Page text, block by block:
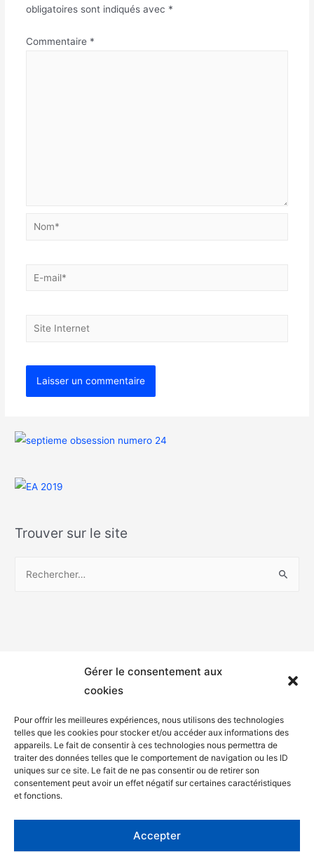
Gérer le consentement aux
cookies
Pour offrir les meilleures expériences, nous utilisons des technologies
telles que les cookies pour stocker et/ou accéder aux informations des
appareils. Le fait de consentir à ces technologies nous permettra de
traiter des données telles que le comportement de navigation ou les ID
uniques sur ce site. Le fait de ne pas consentir ou de retirer son
consentement peut avoir un effet négatif sur certaines caractéristiques
et fonctions.
Accepter
obligatoires sont indiqués avec *
Commentaire *
Trouver sur le site
Mentions légales
Politique de confidentialité